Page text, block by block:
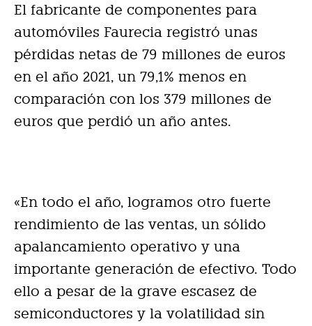
El fabricante de componentes para
automóviles Faurecia registró unas
pérdidas netas de 79 millones de euros
en el año 2021, un 79,1% menos en
comparación con los 379 millones de
euros que perdió un año antes.
«En todo el año, logramos otro fuerte
rendimiento de las ventas, un sólido
apalancamiento operativo y una
importante generación de efectivo. Todo
ello a pesar de la grave escasez de
semiconductores y la volatilidad sin